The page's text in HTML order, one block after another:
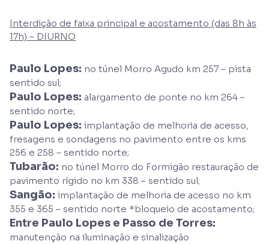
Interdição de faixa principal e acostamento (das 8h às
17h) – DIURNO
Paulo Lopes: no túnel Morro Agudo km 257 – pista
sentido sul;
Paulo Lopes: alargamento de ponte no km 264 –
sentido norte;
Paulo Lopes: implantação de melhoria de acesso,
fresagens e sondagens no pavimento entre os kms
256 e 258 – sentido norte;
Tubarão: no túnel Morro do Formigão restauração de
pavimento rígido no km 338 – sentido sul;
Sangão: implantação de melhoria de acesso no km
355 e 365 – sentido norte *bloqueio de acostamento;
Entre Paulo Lopes e Passo de Torres:
manutenção na iluminação e sinalização